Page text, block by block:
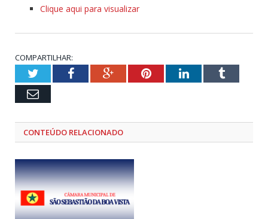
Clique aqui para visualizar
COMPARTILHAR:
TwitterFacebookGoogle+PinterestLinkedInTumblr
Email
CONTEÚDO RELACIONADO